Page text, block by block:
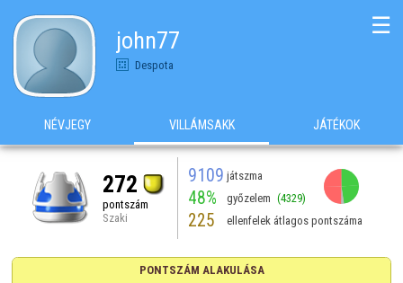
john77
Despota
☰
NÉVJEGY VILLÁMSAKK JÁTÉKOK
272
pontszám
Szaki
9109 játszma
48% győzelem (4329)
225 ellenfelek átlagos pontszáma
PONTSZÁM ALAKULÁSA